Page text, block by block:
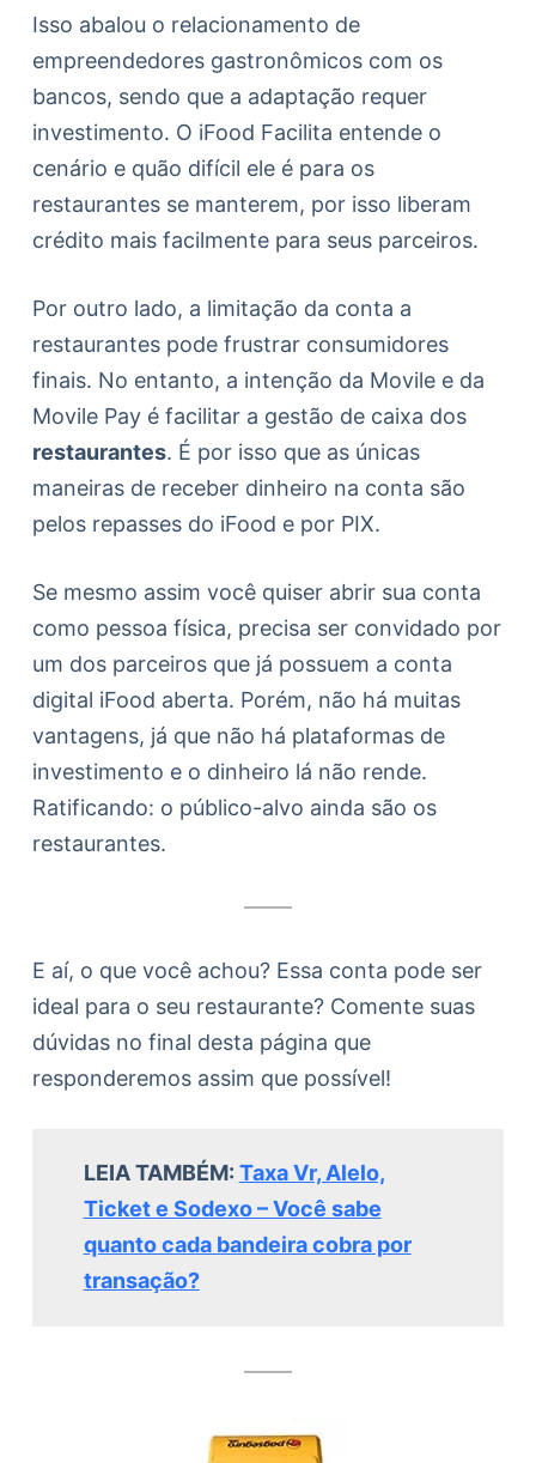
Isso abalou o relacionamento de
empreendedores gastronômicos com os
bancos, sendo que a adaptação requer
investimento. O iFood Facilita entende o
cenário e quão difícil ele é para os
restaurantes se manterem, por isso liberam
crédito mais facilmente para seus parceiros.
Por outro lado, a limitação da conta a
restaurantes pode frustrar consumidores
finais. No entanto, a intenção da Movile e da
Movile Pay é facilitar a gestão de caixa dos
restaurantes. É por isso que as únicas
maneiras de receber dinheiro na conta são
pelos repasses do iFood e por PIX.
Se mesmo assim você quiser abrir sua conta
como pessoa física, precisa ser convidado por
um dos parceiros que já possuem a conta
digital iFood aberta. Porém, não há muitas
vantagens, já que não há plataformas de
investimento e o dinheiro lá não rende.
Ratificando: o público-alvo ainda são os
restaurantes.
E aí, o que você achou? Essa conta pode ser
ideal para o seu restaurante? Comente suas
dúvidas no final desta página que
responderemos assim que possível!
LEIA TAMBÉM: Taxa Vr, Alelo,
Ticket e Sodexo – Você sabe
quanto cada bandeira cobra por
transação?